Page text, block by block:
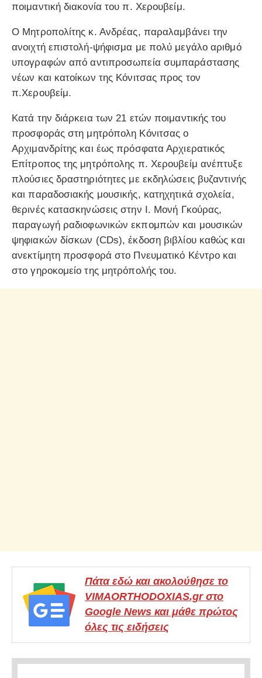
ποιμαντική διακονία του π. Χερουβείμ.
Ο Μητροπολίτης κ. Ανδρέας, παραλαμβάνει την
ανοιχτή επιστολή-ψήφισμα με πολύ μεγάλο αριθμό
υπογραφών από αντιπροσωπεία συμπαράστασης
νέων και κατοίκων της Κόνιτσας προς τον
π.Χερουβείμ.
Κατά την διάρκεια των 21 ετών ποιμαντικής του
προσφοράς στη μητρόπολη Κόνιτσας ο
Αρχιμανδρίτης και έως πρόσφατα Αρχιερατικός
Επίτροπος της μητρόπολης π. Χερουβείμ ανέπτυξε
πλούσιες δραστηριότητες με εκδηλώσεις βυζαντινής
και παραδοσιακής μουσικής, κατηχητικά σχολεία,
θερινές κατασκηνώσεις στην Ι. Μονή Γκούρας,
παραγωγή ραδιοφωνικών εκπομπών και μουσικών
ψηφιακών δίσκων (CDs), έκδοση βιβλίου καθώς και
ανεκτίμητη προσφορά στο Πνευματικό Kέντρο και
στο γηροκομείο της μητρόπολής του.
Πάτα εδώ και ακολούθησε το
VIMAORTHODOXIAS.gr στο
Google News και μάθε πρώτος
όλες τις ειδήσεις